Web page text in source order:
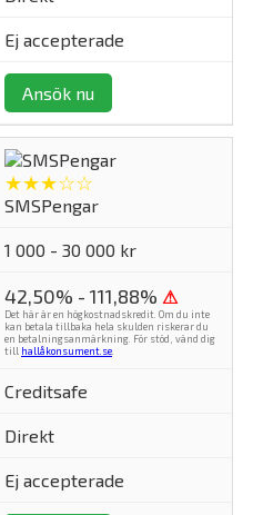
Ej accepterade
Ansök nu
★★★☆☆
SMSPengar
1 000 - 30 000 kr
42,50% - 111,88% ⚠
Det här är en högkostnadskredit. Om du inte
kan betala tillbaka hela skulden riskerar du
en betalningsanmärkning. För stöd, vänd dig
till hallåkonsument.se
Creditsafe
Direkt
Ej accepterade